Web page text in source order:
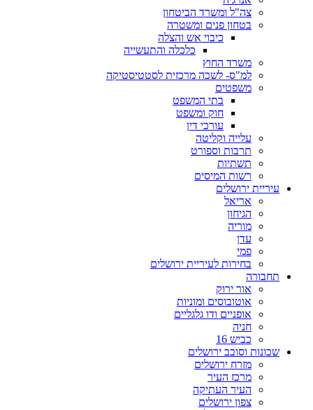
צה"ל ומשרד הביטחון
בטחון פנים ומשטרה
כיבוי אש והצלה
כלכלה והתעשייה
משרד החוץ
למ"ס- לשכה מרכזית לסטטיסטיקה
משפטים
בתי המשפט
חוק ומשפט
עורכי דין
עלייה וקליטה
תרבות וספורט
תשתיות
רשות המיסים
עיריית ירושלים
אריאל
הגיחון
מוריה
עדן
פמי
בחירות לעיריית ירושלים
תחבורה
אור ירוק
אוטובוסים ומוניות
אופניים ודו גלגליים
חניה
כביש 16
שכונות וסובב ירושלים
מזרח ירושלים
מרכז העיר
העיר העתיקה
צפון ירושלים